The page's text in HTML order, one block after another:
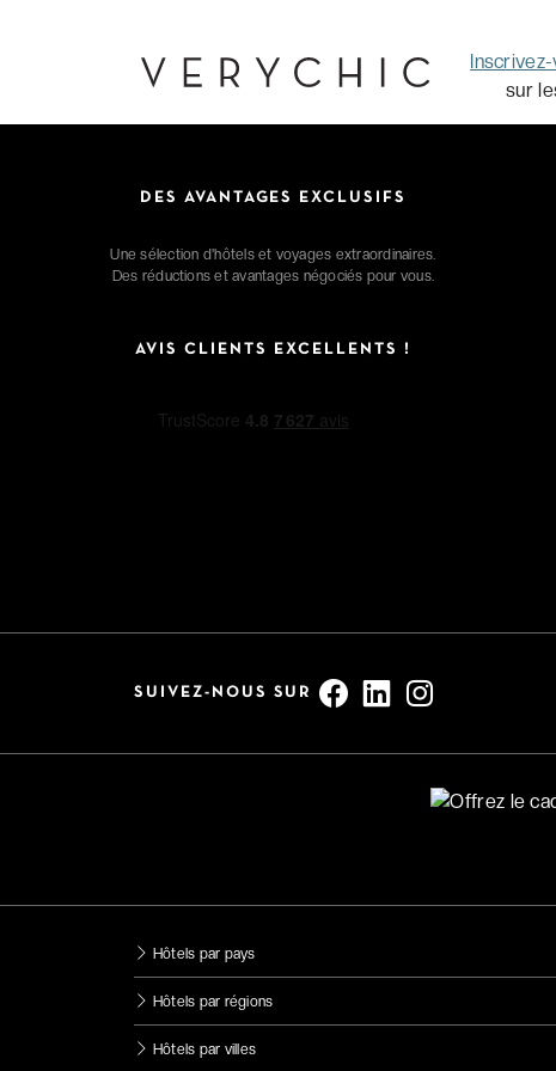
sur
DES AVANTAGES EXCLUSIFS
Une sélection d'hôtels et voyages extraordinaires.
Des réductions et avantages négociés pour vous.
AVIS CLIENTS EXCELLENTS !
SUIVEZ-NOUS SUR
Hôtels par pays
Hôtels par régions
Hôtels par villes